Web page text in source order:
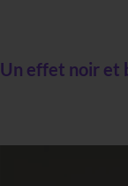
Un effet noir et